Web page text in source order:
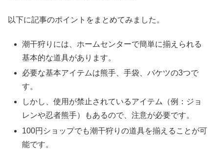
以下に記事のポイントをまとめてみました。
潮干狩りには、ホームセンターで簡単に揃えられる
基本的な道具があります。
必要な基本アイテムは熊手、手袋、バケツの3つで
す。
しかし、使用が禁止されているアイテム（例：ジョ
レンや忍者熊手）もあるので、注意が必要です。
100円ショップでも潮干狩りの道具を揃えることが可
能です。